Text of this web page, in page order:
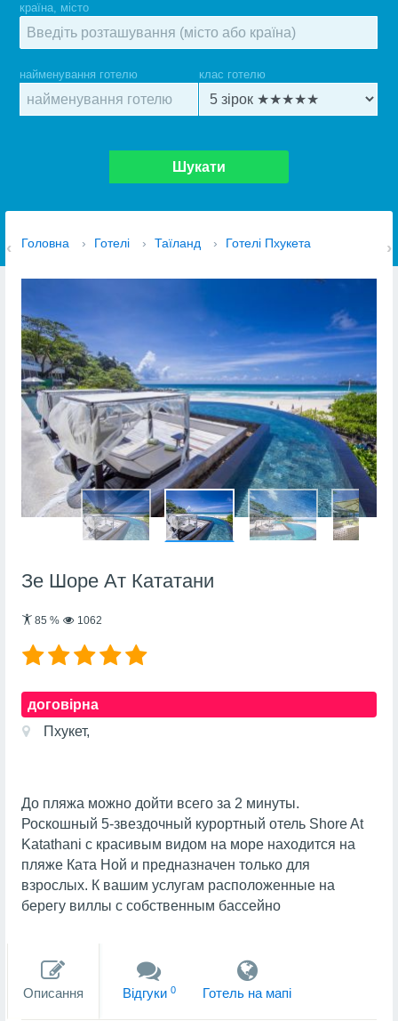
країна, місто
найменування готелю клас готелю
Шукати
Головна › Готелі › Таїланд › Готелі Пхукета
Зе Шоре Ат Кататани
85 % 1062
договірна
Пхукет,
До пляжа можно дойти всего за 2 минуты.
Роскошный 5-звездочный курортный отель Shore At
Katathani с красивым видом на море находится на
пляже Ката Ной и предназначен только для
взрослых. К вашим услугам расположенные на
берегу виллы с собственным бассейно
Описання Вiдгуки 0 Готель на мапi